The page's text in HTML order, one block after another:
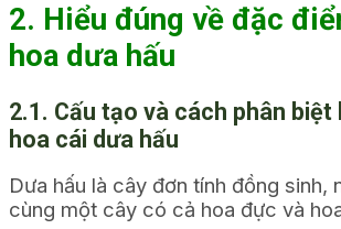
2. Hiểu đúng về đặc
hoa dưa hấu
2.1. Cấu tạo và cách phân
hoa cái dưa hấu
Dưa hấu là cây đơn tính đồng sinh,
cùng một cây có cả hoa đực và